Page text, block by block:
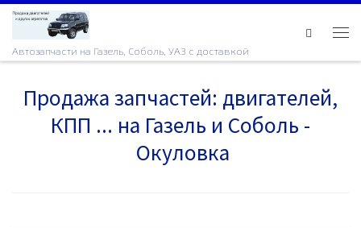
Skip to content
Автозапчасти на Газель, Соболь, УАЗ с доставкой
Продажа запчастей: двигателей,
КПП ... на Газель и Соболь -
Окуловка